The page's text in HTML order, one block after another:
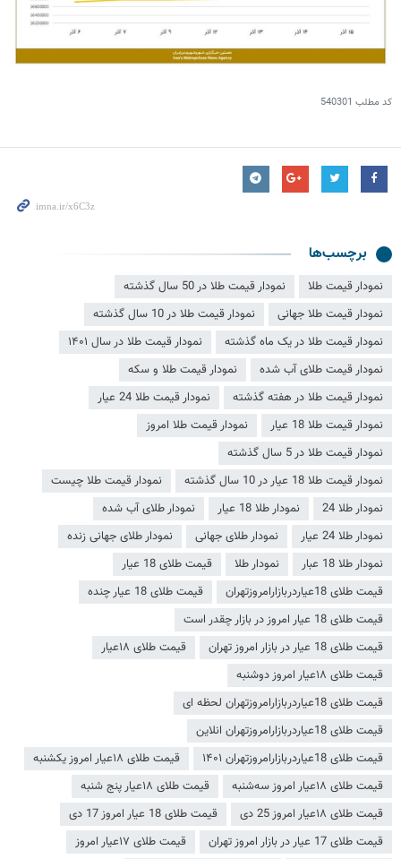
کد مطلب 540301
برچسب‌ها
نمودار قیمت طلا
نمودار قیمت طلا در 50 سال گذشته
نمودار قیمت طلا جهانی
نمودار قیمت طلا در 10 سال گذشته
نمودار قیمت طلا در یک ماه گذشته
نمودار قیمت طلا در سال ۱۴۰۱
نمودار قیمت طلای آب شده
نمودار قیمت طلا و سکه
نمودار قیمت طلا در هفته گذشته
نمودار قیمت طلا 24 عیار
نمودار قیمت طلا 18 عیار
نمودار قیمت طلا امروز
نمودار قیمت طلا در 5 سال گذشته
نمودار قیمت طلا 18 عیار در 10 سال گذشته
نمودار قیمت طلا چیست
نمودار طلا 24
نمودار طلا 18 عیار
نمودار طلای آب شده
نمودار طلا 24 عیار
نمودار طلای جهانی
نمودار طلای جهانی زنده
نمودار طلا 18 عبار
نمودار طلا
قیمت طلای 18 عیار
قیمت طلای 18عیاردربازارامروزتهران
قیمت طلای 18 عیار چنده
قیمت طلای 18 عیار امروز در بازار چقدر است
قیمت طلای 18 عیار در بازار امروز تهران
قیمت طلای ۱۸عیار
قیمت طلای ۱۸عیار امروز دوشنبه
قیمت طلای 18عیاردربازارامروزتهران لحظه ای
قیمت طلای 18عیاردربازارامروزتهران انلاین
قیمت طلای 18عیاردربازارامروزتهران ۱۴۰۱
قیمت طلای ۱۸عیار امروز یکشنبه
قیمت طلای ۱۸عیار امروز سه‌شنبه
قیمت طلای ۱۸عیار پنج شنبه
قیمت طلای ۱۸عیار امروز 25 دی
قیمت طلای 18 عیار امروز 17 دی
قیمت طلای 17 عیار در بازار امروز تهران
قیمت طلای ۱۷عیار امروز